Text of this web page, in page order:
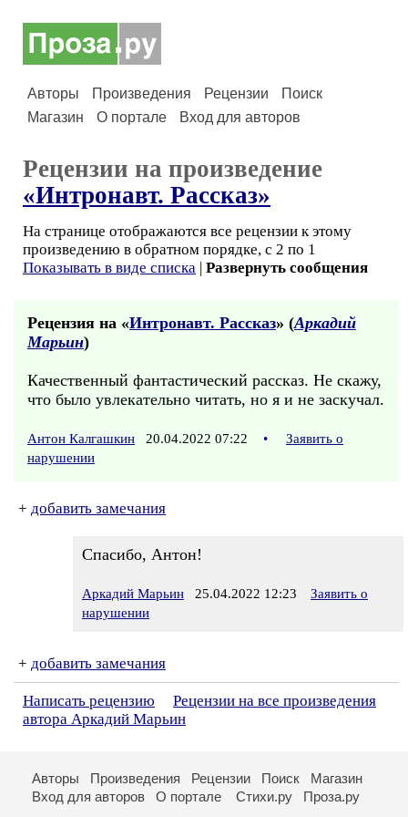
Авторы Произведения Рецензии
Поиск
Магазин
О портале Вход для авторов
Рецензии на произведение
«Интронавт. Рассказ»
На странице отображаются все рецензии к этому
произведению в обратном порядке, с 2 по 1
Показывать в виде списка | Развернуть сообщения
Рецензия на «Интронавт. Рассказ» (Аркадий
Марьин)
Качественный фантастический рассказ. Не скажу,
что было увлекательно читать, но я и не заскучал.
Антон Калгашкин 20.04.2022 07:22 •
Заявить о
нарушении
+ добавить замечания
Спасибо, Антон!
Аркадий Марьин 25.04.2022 12:23
Заявить о
нарушении
+ добавить замечания
Написать рецензию
Рецензии на все произведения
автора Аркадий Марьин
Авторы Произведения Рецензии Поиск
Магазин
Вход для авторов
О портале Стихи.ру Проза.ру